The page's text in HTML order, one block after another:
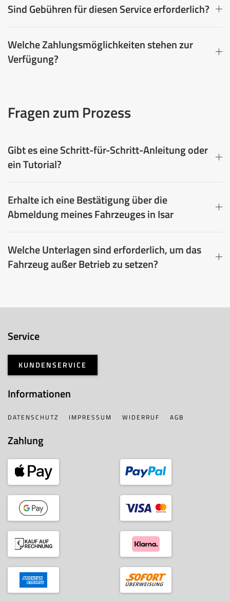
Sind Gebühren für diesen Service erforderlich?
Welche Zahlungsmöglichkeiten stehen zur
Verfügung?
Fragen zum Prozess
Gibt es eine Schritt-für-Schritt-Anleitung oder
ein Tutorial?
Erhalte ich eine Bestätigung über die
Abmeldung meines Fahrzeuges in Isar
Welche Unterlagen sind erforderlich, um das
Fahrzeug außer Betrieb zu setzen?
Service
KUNDENSERVICE
Informationen
DATENSCHUTZ IMPRESSUM WIDERRUF AGB
Zahlung